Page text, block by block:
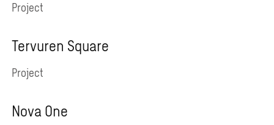
Project
Tervuren Square
Project
Nova One